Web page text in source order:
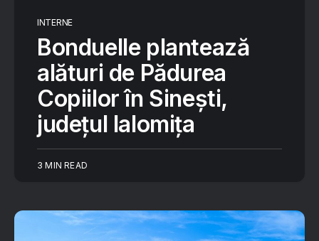
INTERNE
Bonduelle plantează
alături de Pădurea
Copiilor în Sinești,
județul Ialomița
3 MIN READ